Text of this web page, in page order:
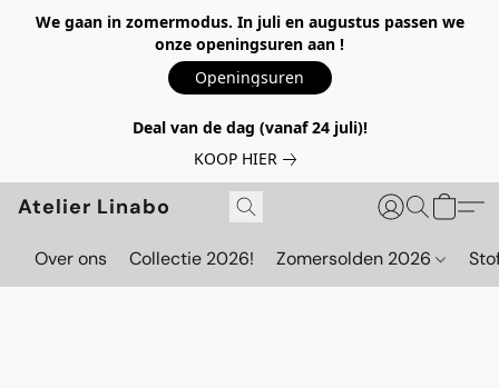
We gaan in zomermodus. In juli en augustus passen we
onze openingsuren aan !
Openingsuren
Deal van de dag (vanaf 24 juli)!
KOOP HIER
Atelier Linabo
Over ons Collectie 2026! Zomersolden 2026